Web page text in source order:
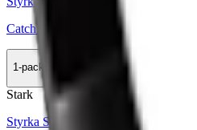
Catch Peppermint Slim White
1-pack
Stark
Styrka Stark · Slim